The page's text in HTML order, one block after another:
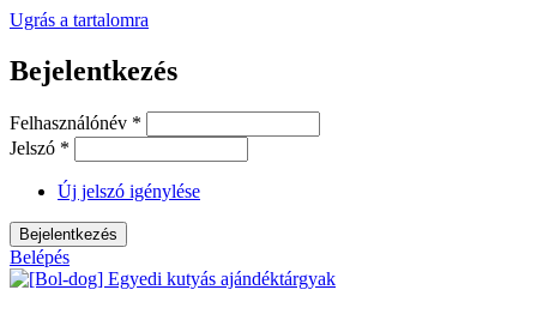
Ugrás a tartalomra
Bejelentkezés
Felhasználónév *
Jelszó *
Új jelszó igénylése
Belépés